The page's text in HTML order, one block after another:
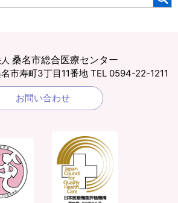
桑名市総合医療センター
市寿町3丁目11番地 TEL 0594-22-1211
お問い合わせ